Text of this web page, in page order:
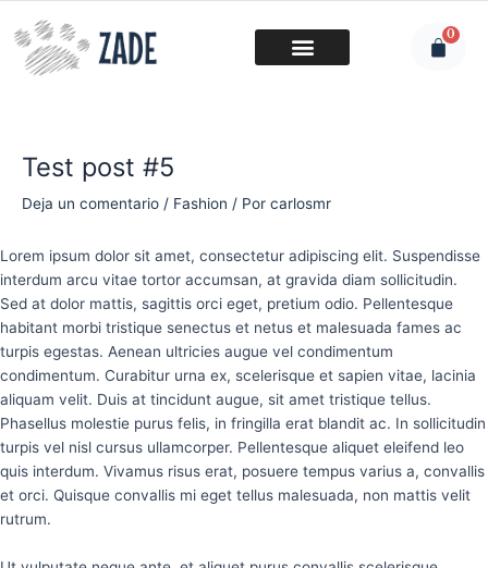
contenido
0
Test post #5
Deja un comentario / Fashion / Por carlosmr
Lorem ipsum dolor sit amet, consectetur adipiscing elit. Suspendisse
interdum arcu vitae tortor accumsan, at gravida diam sollicitudin.
Sed at dolor mattis, sagittis orci eget, pretium odio. Pellentesque
habitant morbi tristique senectus et netus et malesuada fames ac
turpis egestas. Aenean ultricies augue vel condimentum
condimentum. Curabitur urna ex, scelerisque et sapien vitae, lacinia
aliquam velit. Duis at tincidunt augue, sit amet tristique tellus.
Phasellus molestie purus felis, in fringilla erat blandit ac. In sollicitudin
turpis vel nisl cursus ullamcorper. Pellentesque aliquet eleifend leo
quis interdum. Vivamus risus erat, posuere tempus varius a, convallis
et orci. Quisque convallis mi eget tellus malesuada, non mattis velit
rutrum.